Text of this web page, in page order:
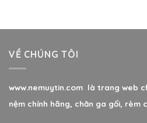
VỀ CHÚNG TÔI
www.nemuytin.com là trang web
nệm chính hãng, chăn ga gối, rèm